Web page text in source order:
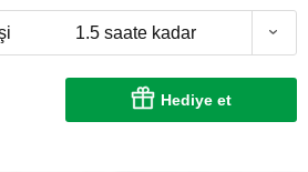
1.5 saate kadar
Hediye et